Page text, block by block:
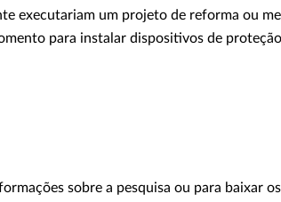
executariam um projeto de reforma ou
para instalar dispositivos de
sobre a pesquisa ou para baixar